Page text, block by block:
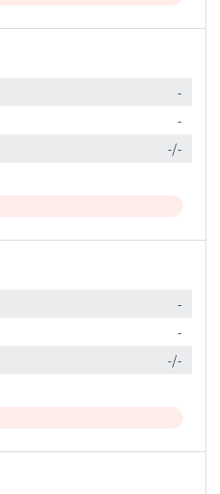
-
-
-/-
-
-
-/-